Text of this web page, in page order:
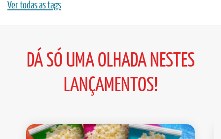
Ver todas as tags
DÁ SÓ UMA OLHADA NESTES
LANÇAMENTOS!